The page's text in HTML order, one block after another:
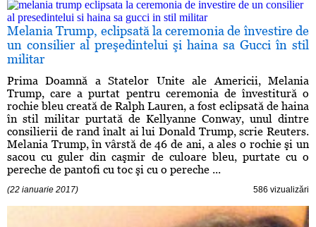
Melania Trump, eclipsată la ceremonia de învestire de
un consilier al preşedintelui şi haina sa Gucci în stil
militar
Prima Doamnă a Statelor Unite ale Americii, Melania
Trump, care a purtat pentru ceremonia de învestitură o
rochie bleu creată de Ralph Lauren, a fost eclipsată de haina
în stil militar purtată de Kellyanne Conway, unul dintre
consilierii de rand înalt ai lui Donald Trump, scrie Reuters.
Melania Trump, în vârstă de 46 de ani, a ales o rochie şi un
sacou cu guler din caşmir de culoare bleu, purtate cu o
pereche de pantofi cu toc şi cu o pereche ...
(22 ianuarie 2017) 586 vizualizări